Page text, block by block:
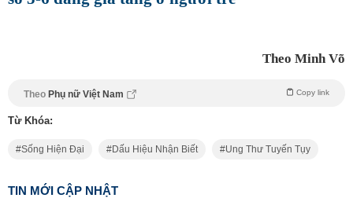
Theo Minh Võ
Theo Phụ nữ Việt Nam Copy link
Từ Khóa:
Sống Hiện Đại Dấu Hiệu Nhận Biết Ung Thư Tuyến Tụy
TIN MỚI CẬP NHẬT